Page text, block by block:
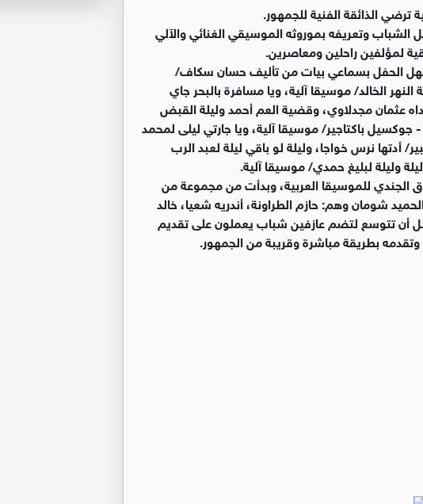
الذائقة الفنية للجمهور.
الشباب وتعريفه بموروثه الموسيقي الغنائي والآلي
لمؤلفين راحلين ومعاصرين.
الحفل بسماعي بيات من تأليف حسان سكاف/
الخالد/ موسيقا آلية، ويا مسافرة بالبحر جاي
عثمان مجدلاوي، وقضية العم أحمد وليلة القبض
باكتاجير/ موسيقا آلية، ويا جارتي ليلى لمحمد
نرس خواجا، وليلة لو باقي ليلة لعبد الرب
وليلة لبليغ حمدي/ موسيقا آلية.
عام 2024 في أكاديمية طارق الجندي للموسيقا العربية، وبدأت من مجموعة من
شومان وهم: حازم الطراونة، أندريه شعيا، خالد
قبل أن تتوسع لتضم عازفين شباب يعملون على تقديم
بطريقة مباشرة وقريبة من الجمهور.